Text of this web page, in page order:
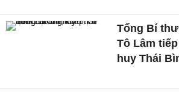
Tổng Bí
Tô Lâm
huy Thái